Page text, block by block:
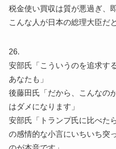
税金使い買収は質が悪過ぎ、
こんな人が日本の総理大臣だ
26.
安部氏「こういうのを追求す
あなたも」
後藤田氏「だから、こんなの
はダメになります」
安部氏「トランプ氏に比べた
の感情的な小言にいちいち突